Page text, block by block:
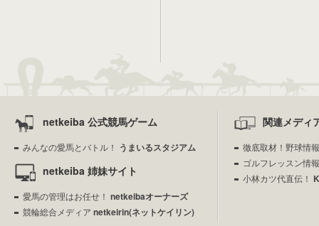
netkeiba 公式競馬ゲーム
みんなの愛馬とバトル！ うまいるスタジアム
netkeiba 姉妹サイト
愛馬の管理はお任せ！ netkeibaオーナーズ
競輪総合メディア netkeirin(ネットケイリン)
関連メディ
徹底取材！野球情
ゴルフレッスン情
小林カツ代直伝！